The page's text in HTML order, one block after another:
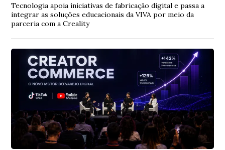
Tecnologia apoia iniciativas de fabricação digital e passa a
integrar as soluções educacionais da VIVA por meio da
parceria com a Creality